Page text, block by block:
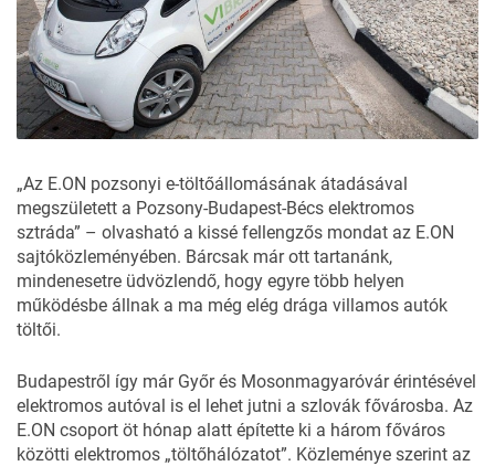
„Az E.ON pozsonyi e-töltőállomásának átadásával
megszületett a Pozsony-Budapest-Bécs elektromos
sztráda” – olvasható a kissé fellengzős mondat az E.ON
sajtóközleményében. Bárcsak már ott tartanánk,
mindenesetre üdvözlendő, hogy egyre több helyen
működésbe állnak a ma még elég drága villamos autók
töltői.
Budapestről így már Győr és Mosonmagyaróvár érintésével
elektromos autóval is el lehet jutni a szlovák fővárosba. Az
E.ON csoport öt hónap alatt építette ki a három főváros
közötti elektromos „töltőhálózatot”. Közleménye szerint az